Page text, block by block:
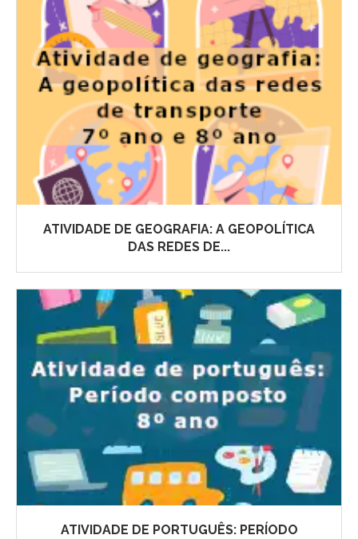
ATIVIDADE DE GEOGRAFIA: A GEOPOLÍTICA
DAS REDES DE...
ATIVIDADE DE PORTUGUÊS: PERÍODO